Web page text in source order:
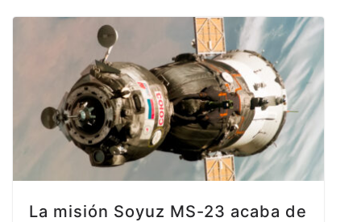
La misión Soyuz MS-23 acaba de